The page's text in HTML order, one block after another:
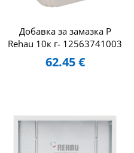
Добавка за замазка P
Rehau 10к г- 12563741003
62.45€